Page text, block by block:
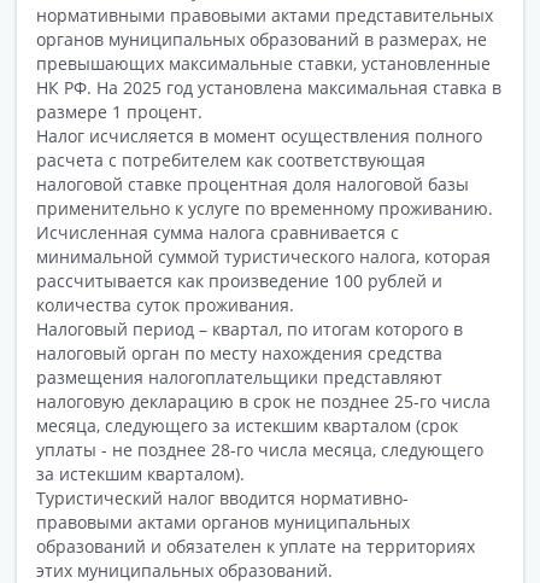
нормативными правовыми актами представительных
органов муниципальных образований в размерах, не
превышающих максимальные ставки, установленные
НК РФ. На 2025 год установлена максимальная ставка в
размере 1 процент.
Налог исчисляется в момент осуществления полного
расчета с потребителем как соответствующая
налоговой ставке процентная доля налоговой базы
применительно к услуге по временному проживанию.
Исчисленная сумма налога сравнивается с
минимальной суммой туристического налога, которая
рассчитывается как произведение 100 рублей и
количества суток проживания.
Налоговый период – квартал, по итогам которого в
налоговый орган по месту нахождения средства
размещения налогоплательщики представляют
налоговую декларацию в срок не позднее 25-го числа
месяца, следующего за истекшим кварталом (срок
уплаты - не позднее 28-го числа месяца, следующего
за истекшим кварталом).
Туристический налог вводится нормативно-
правовыми актами органов муниципальных
образований и обязателен к уплате на территориях
этих муниципальных образований.